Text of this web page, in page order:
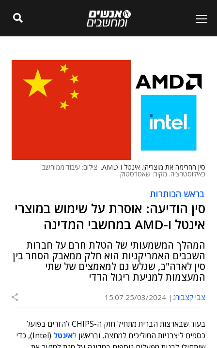
סין החרימה את מוצריהן. אינטל ו-AMD. צילום: עיבוד ממוחשב
כאילוסטרציה. מקור: שאטרסטוק
בראש הכותרות
סין הודיעה: אוסרת על שימוש במוצרי
אינטל ו-AMD במחשבי המדינה
המהלך המשמעותי של הטלת חרם על חברות
השבבים האמריקניות הוא חלק ממאבק הסחר בין
סין לארה"ב, שגלש גם למאמצים של שתי
המעצמות למניעת ריגול הדדי
צבי קצבורג 25/03/2024 15:07
בעוד שבארצות הברית מתחיל חוק ה-CHIPS להזרים בפועל
כספים ליצרניות המוליכים למחצה, ובראשן לאינטל
(Intel), כדי